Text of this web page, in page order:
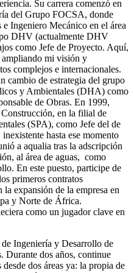
Su carrera comenzó en
del Grupo FOCSA, donde
Ingeniero Mecánico en el área
DHV (actualmente DHV
como Jefe de Proyecto. Aquí,
ampliando mi visión y
complejos e internacionales.
cambio de estrategia del grupo
y Ambientales (DHA) como
de Obras. En 1999,
en la filial de
(SPA), como Jefe del de
hasta ese momento
a aqualia tras la adscripción
al área de aguas, como
En este puesto, participe de
primeros contratos
expansión de la empresa en
y Norte de África.
como un jugador clave en
Ingeniería y Desarrollo de
Durante dos años, continue
dos áreas ya: la propia de